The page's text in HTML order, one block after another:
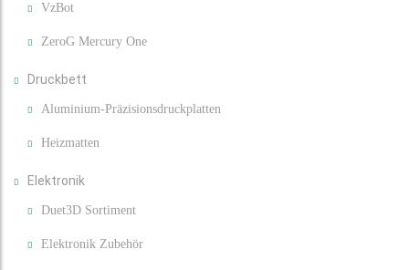
VzBot
ZeroG Mercury One
Druckbett
Aluminium-Präzisionsdruckplatten
Heizmatten
Elektronik
Duet3D Sortiment
Elektronik Zubehör